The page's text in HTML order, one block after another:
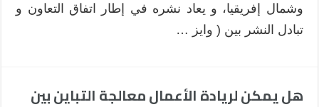
وشمال إفريقيا، و يعاد نشره في إطار اتفاق التعاون و
تبادل النشر بين ( وايز …
هل يمكن لريادة الأعمال معالجة التباين بين